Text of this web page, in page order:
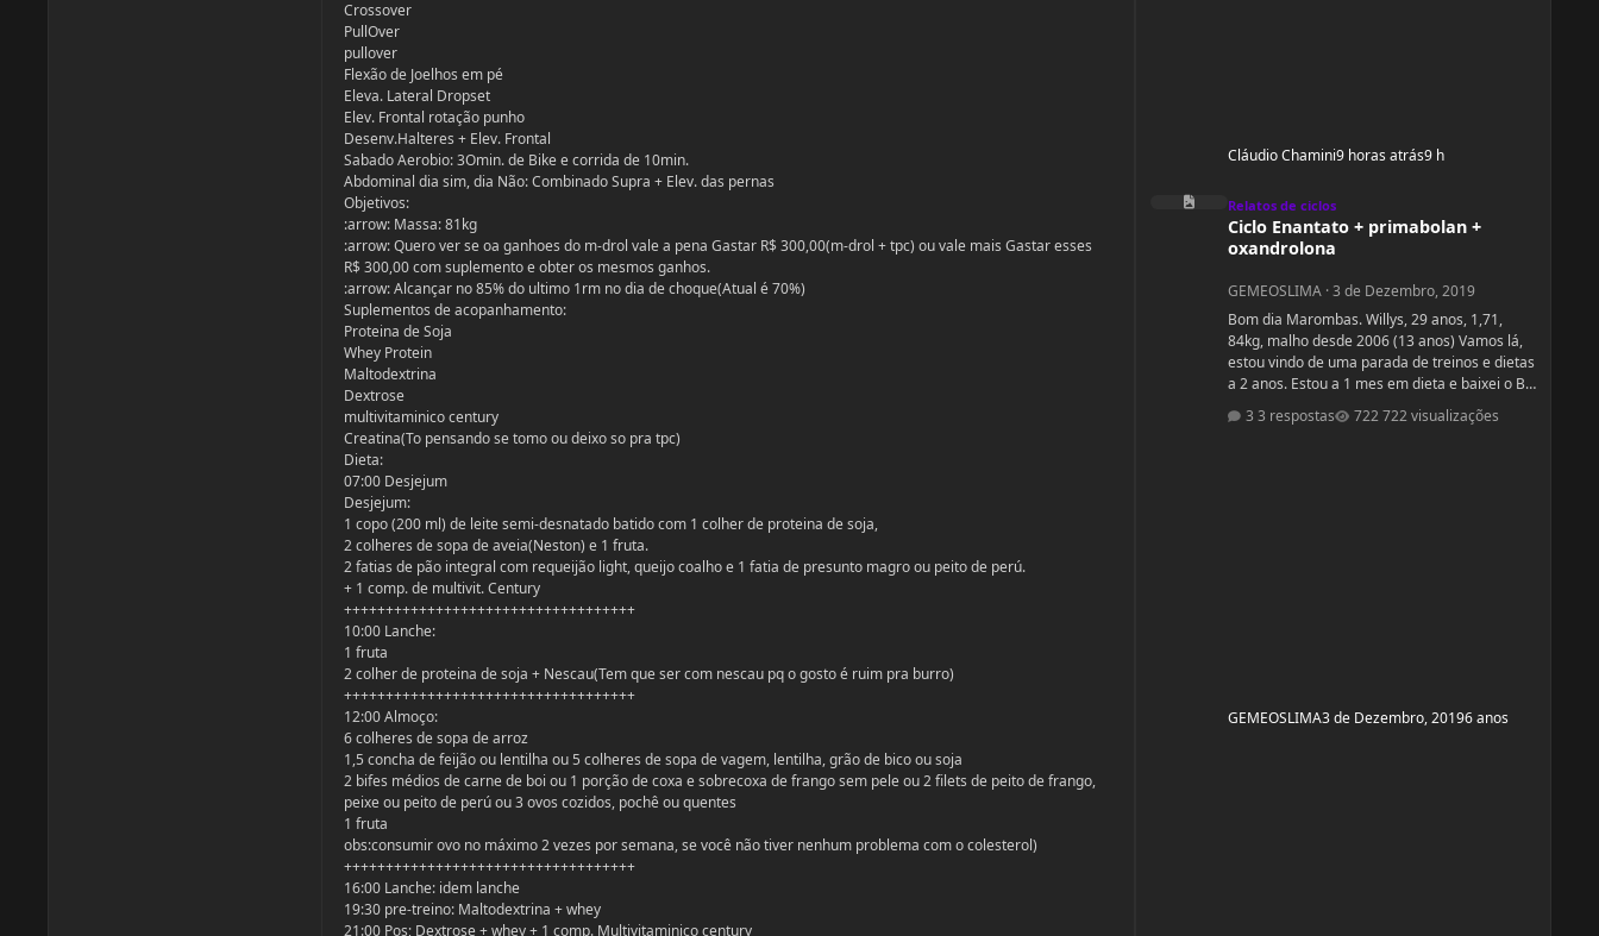
Crossover
PullOver
pullover
Flexão de Joelhos em pé
Eleva. Lateral Dropset
Elev. Frontal rotação punho
Desenv.Halteres + Elev. Frontal
Sabado Aerobio: 3Omin. de Bike e corrida de 10min.
Abdominal dia sim, dia Não: Combinado Supra + Elev. das pernas
Objetivos:
:arrow: Massa: 81kg
:arrow: Quero ver se oa ganhoes do m-drol vale a pena Gastar R$ 300,00(m-drol + tpc) ou vale mais Gastar esses
R$ 300,00 com suplemento e obter os mesmos ganhos.
:arrow: Alcançar no 85% do ultimo 1rm no dia de choque(Atual é 70%)
Suplementos de acopanhamento:
Proteina de Soja
Whey Protein
Maltodextrina
Dextrose
multivitaminico century
Creatina(To pensando se tomo ou deixo so pra tpc)
Dieta:
07:00 Desjejum
Desjejum:
1 copo (200 ml) de leite semi-desnatado batido com 1 colher de proteina de soja,
2 colheres de sopa de aveia(Neston) e 1 fruta.
2 fatias de pão integral com requeijão light, queijo coalho e 1 fatia de presunto magro ou peito de perú.
+ 1 comp. de multivit. Century
+++++++++++++++++++++++++++++++++++
10:00 Lanche:
1 fruta
2 colher de proteina de soja + Nescau(Tem que ser com nescau pq o gosto é ruim pra burro)
+++++++++++++++++++++++++++++++++++
12:00 Almoço:
6 colheres de sopa de arroz
1,5 concha de feijão ou lentilha ou 5 colheres de sopa de vagem, lentilha, grão de bico ou soja
2 bifes médios de carne de boi ou 1 porção de coxa e sobrecoxa de frango sem pele ou 2 filets de peito de frango,
peixe ou peito de perú ou 3 ovos cozidos, pochê ou quentes
1 fruta
obs:consumir ovo no máximo 2 vezes por semana, se você não tiver nenhum problema com o colesterol)
+++++++++++++++++++++++++++++++++++
16:00 Lanche: idem lanche
19:30 pre-treino: Maltodextrina + whey
21:00 Pos; Dextrose + whey + 1 comp. Multivitaminico century
Cláudio Chamini9 horas atrás9 h
Ciclo Enantato + primabolan + oxandrolona
Relatos de ciclos
Ciclo Enantato + primabolan +
oxandrolona
GEMEOSLIMA·3 de Dezembro, 2019
Bom dia Marombas. Willys, 29 anos, 1,71,
84kg, malho desde 2006 (13 anos) Vamos lá,
estou vindo de uma parada de treinos e dietas
a 2 anos. Estou a 1 mes em dieta e baixei o BF
ano que vem se tudo ocorrer bem até abril.
3 respostas 722 visualizações
GEMEOSLIMA3 de Dezembro, 20196 anos